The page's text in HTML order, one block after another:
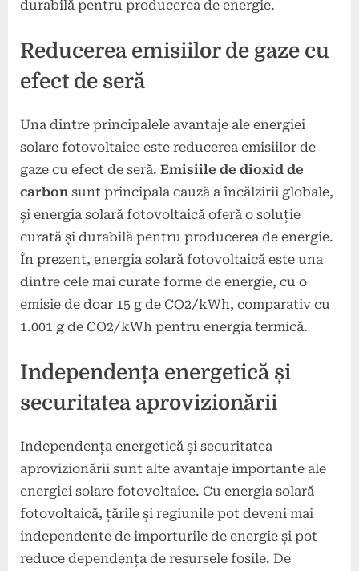
durabilă pentru producerea de energie.
Reducerea emisiilor de gaze cu
efect de seră
Una dintre principalele avantaje ale energiei
solare fotovoltaice este reducerea emisiilor de
gaze cu efect de seră. Emisiile de dioxid de
carbon sunt principala cauză a încălzirii globale,
și energia solară fotovoltaică oferă o soluție
curată și durabilă pentru producerea de energie.
În prezent, energia solară fotovoltaică este una
dintre cele mai curate forme de energie, cu o
emisie de doar 15 g de CO2/kWh, comparativ cu
1.001 g de CO2/kWh pentru energia termică.
Independența energetică și
securitatea aprovizionării
Independența energetică și securitatea
aprovizionării sunt alte avantaje importante ale
energiei solare fotovoltaice. Cu energia solară
fotovoltaică, țările și regiunile pot deveni mai
independente de importurile de energie și pot
reduce dependența de resursele fosile. De